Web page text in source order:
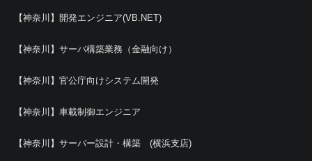
【神奈川】開発エンジニア(VB.NET)
【神奈川】サーバ構築業務（金融向け）
【神奈川】官公庁向けシステム開発
【神奈川】車載制御エンジニア
【神奈川】サーバー設計・構築 (横浜支店)